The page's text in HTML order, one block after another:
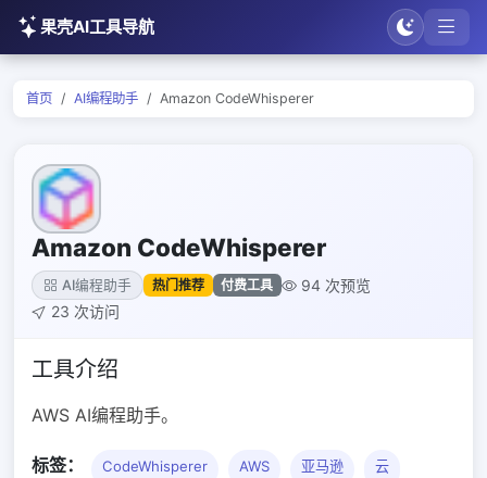
果壳AI工具导航
首页 AI编程助手 Amazon CodeWhisperer
Amazon CodeWhisperer
AI编程助手 热门推荐 付费工具
94 次预览
23 次访问
工具介绍
AWS AI编程助手。
标签： CodeWhisperer AWS 亚马逊 云